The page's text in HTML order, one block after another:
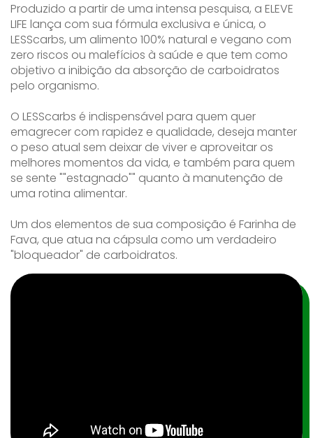
Produzido a partir de uma intensa pesquisa, a ELEVE
LIFE lança com sua fórmula exclusiva e única, o
LESScarbs, um alimento 100% natural e vegano com
zero riscos ou malefícios à saúde e que tem como
objetivo a inibição da absorção de carboidratos
pelo organismo.
O LESScarbs é indispensável para quem quer
emagrecer com rapidez e qualidade, deseja manter
o peso atual sem deixar de viver e aproveitar os
melhores momentos da vida, e também para quem
se sente ""estagnado"" quanto à manutenção de
uma rotina alimentar.
Um dos elementos de sua composição é Farinha de
Fava, que atua na cápsula como um verdadeiro
"bloqueador" de carboidratos.